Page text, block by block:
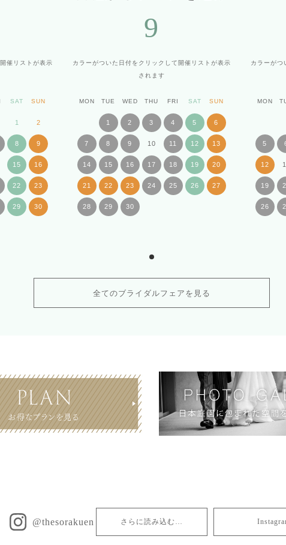
開催リストが表示
SAT SUN
1 2
8 9
15 16
22 23
29 30
9
カラーがついた日付をクリックして 開催リストが表示
されます
MON TUE WED THU FRI SAT SUN
1 2 3 4 5 6
7 8 9 10 11 12 13
14 15 16 17 18 19 20
21 22 23 24 25 26 27
28 29 30
カラーがつ
MON
5
12
19
26
全てのブライダルフェアを見る
@thesorakuen さらに読み込む…